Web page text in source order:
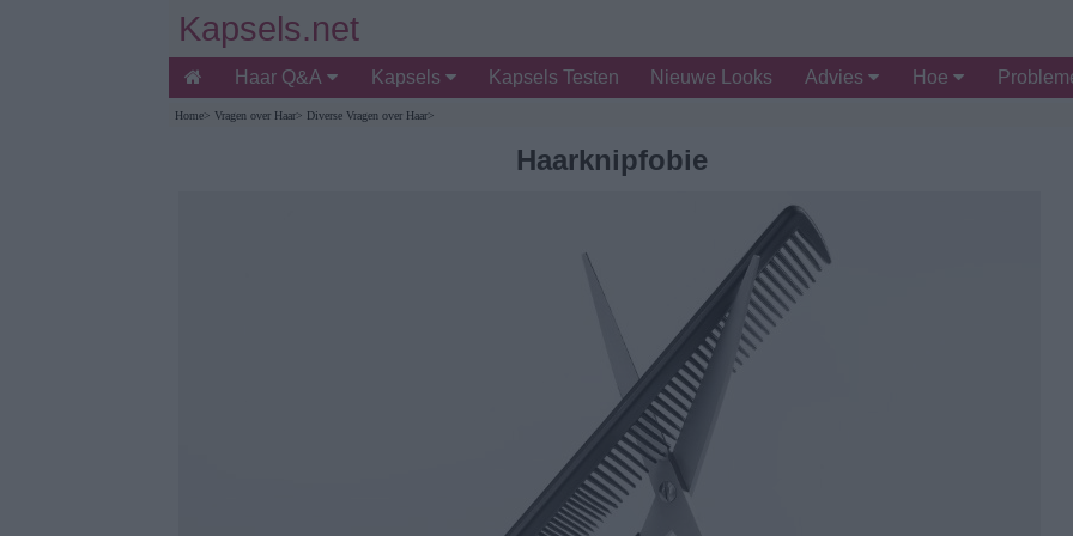
Kapsels.net
Haar Q&A Kapsels Kapsels Testen Nieuwe Looks Advies Hoe
Home> Vragen over Haar> Diverse Vragen over Haar>
Haarknipfobie